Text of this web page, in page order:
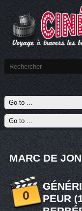
MARC DE
0
PEUR